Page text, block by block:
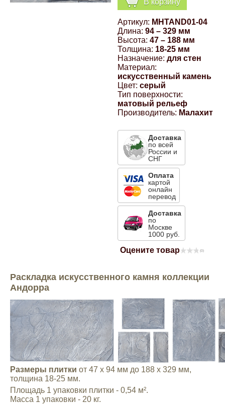
Артикул: MHTAND01-04
Длина: 94 – 329 мм
Высота: 47 – 188 мм
Толщина: 18-25 мм
Назначение: для стен
Материал:
искусственный камень
Цвет: серый
Тип поверхности:
матовый рельеф
Производитель: Малахит
Доставка
по всей
России и
СНГ
Оплата
картой
онлайн
перевод
Доставка
по
Москве
1000 руб.
Оцените товар (0)
Раскладка искусственного камня коллекции
Андорра
Размеры плитки от 47 х 94 мм до 188 х 329 мм,
толщина 18-25 мм.
Площадь 1 упаковки плитки - 0,54 м².
Масса 1 упаковки - 20 кг.
Компрессионные фитинги Poliext
Renault
Suzuki
Toyota
Volkswagen
Эмали универсальные акриловые
Магнитные панели на холодильник